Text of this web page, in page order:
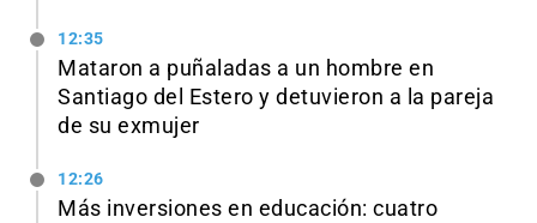
12:35
Mataron a puñaladas a un hombre en
Santiago del Estero y detuvieron a la pareja
de su exmujer
12:26
Más inversiones en educación: cuatro